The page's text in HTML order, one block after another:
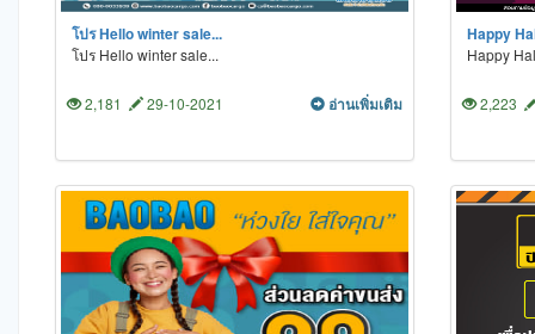
โปร Hello winter sale...
โปร Hello winter sale...
2,181 29-10-2021 อ่านเพิ่มเติม
Happy
Happy
2,223